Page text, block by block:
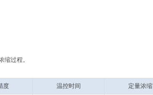
过程。
度 温控时间 定量浓缩